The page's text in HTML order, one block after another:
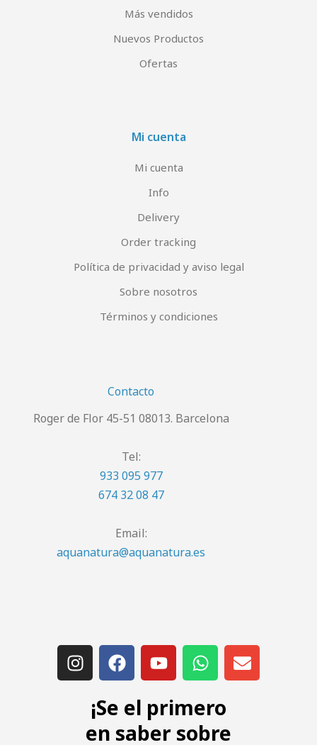
Más vendidos
Nuevos Productos
Ofertas
Mi cuenta
Mi cuenta
Info
Delivery
Order tracking
Política de privacidad y aviso legal
Sobre nosotros
Términos y condiciones
Contacto
Roger de Flor 45-51 08013. Barcelona
Tel:
933 095 977
674 32 08 47
Email:
aquanatura@aquanatura.es
¡Se el primero
en saber sobre